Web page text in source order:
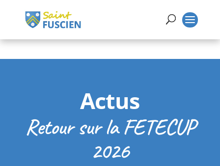
Actus
Retour sur la FETECUP
2026